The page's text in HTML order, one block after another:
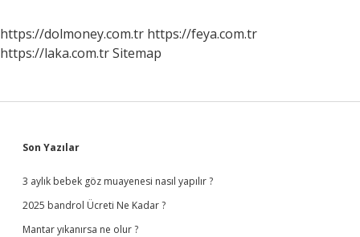
https://dolmoney.com.tr https://feya.com.tr
https://laka.com.trSitemap
Sidebar
Son Yazılar
3 aylık bebek göz muayenesi nasıl yapılır ?
2025 bandrol Ücreti Ne Kadar ?
Mantar yıkanırsa ne olur ?